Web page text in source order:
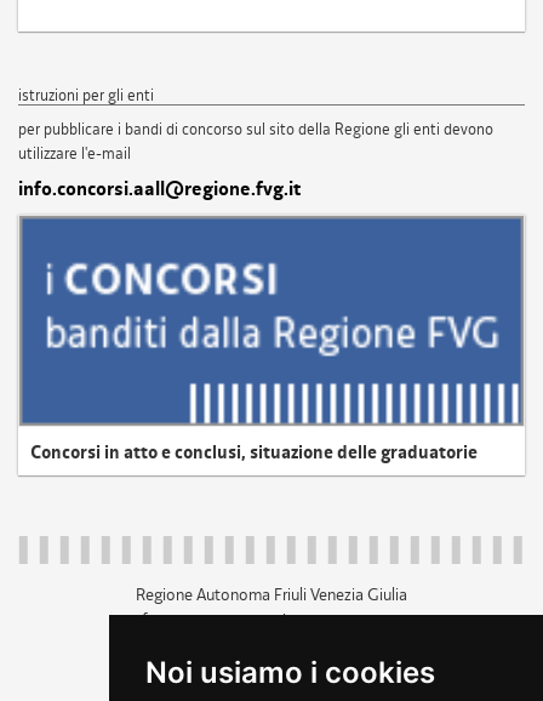
Noi usiamo i cookies
istruzioni per gli enti
per pubblicare i bandi di concorso sul sito della Regione gli enti devono
utilizzare l'e-mail
info.concorsi.aall@regione.fvg.it
Concorsi in atto e conclusi, situazione delle graduatorie
Regione Autonoma Friuli Venezia Giulia
c.f. 80014930327; p.iva 00526040324
+39 040 3771111